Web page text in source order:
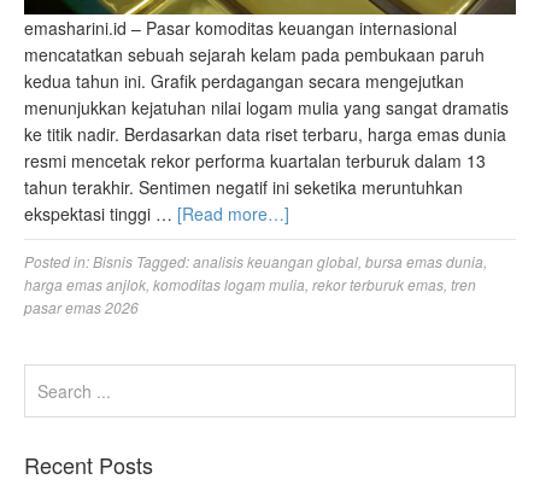
emasharini.id – Pasar komoditas keuangan internasional
mencatatkan sebuah sejarah kelam pada pembukaan paruh
kedua tahun ini. Grafik perdagangan secara mengejutkan
menunjukkan kejatuhan nilai logam mulia yang sangat dramatis
ke titik nadir. Berdasarkan data riset terbaru, harga emas dunia
resmi mencetak rekor performa kuartalan terburuk dalam 13
tahun terakhir. Sentimen negatif ini seketika meruntuhkan
ekspektasi tinggi … [Read more…]
Posted in:Bisnis Tagged:analisis keuangan global bursa emas dunia
harga emas anjlok komoditas logam mulia rekor terburuk emas tren
pasar emas 2026
Recent Posts